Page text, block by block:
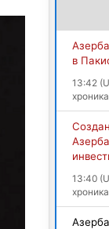
в
13:42
хроника
13:40
хроника